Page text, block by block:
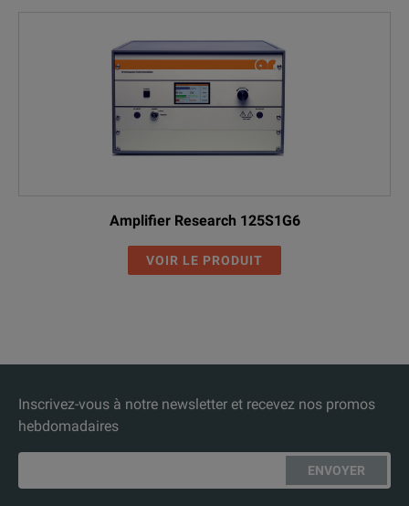
Amplifier Research 125S1G6
VOIR LE PRODUIT
Inscrivez-vous à notre newsletter et recevez nos promos
hebdomadaires
ENVOYER